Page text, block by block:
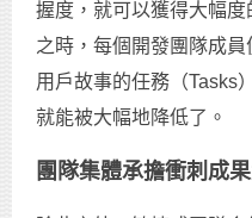
握度，就可以獲得大幅
之時，每個開發團隊成
用戶故事的任務（Tasks
就能被大幅地降低了。
團隊集體承擔衝刺成